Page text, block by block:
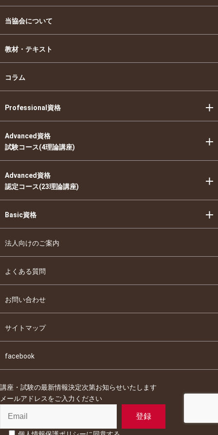
当協会について
教材・テキスト
コラム
Professional資格
Advanced資格
試験コース(4理論講座)
Advanced資格
認定コース(23理論講座)
Basic資格
法人向けのご案内
よくある質問
お問い合わせ
サイトマップ
facebook
講座・試験の最新情報決定次第お知らせいたします
メールアドレスをご入力ください